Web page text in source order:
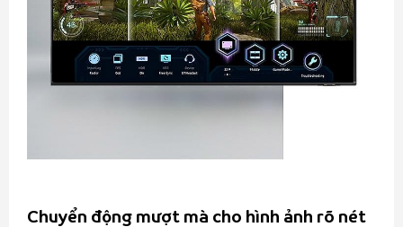
Chuyển động mượt mà cho hình ảnh rõ nét